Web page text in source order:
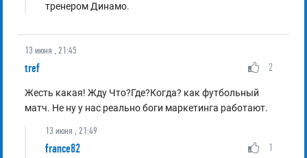
тренером Динамо.
13 июня , 21:45
tref 2
Жесть какая! Жду Что?Где?Когда? как футбольный
матч. Не ну у нас реально боги маркетинга работают.
13 июня , 21:49
france82 1